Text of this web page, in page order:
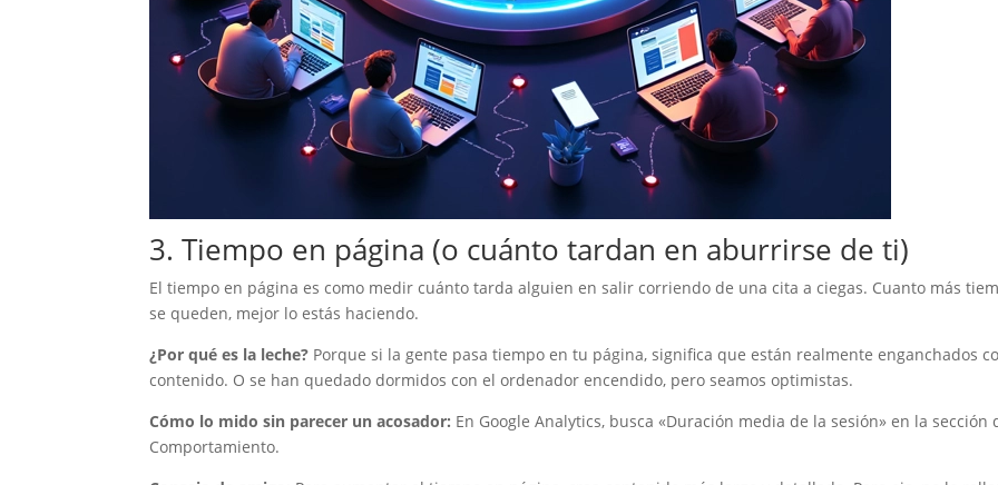
3. Tiempo en página (o cuánto tardan en aburrirse de ti)
El tiempo en página es como medir cuánto tarda alguien en salir corriendo de una cita a ciegas. Cuanto más
se queden, mejor lo estás haciendo.
¿Por qué es la leche? Porque si la gente pasa tiempo en tu página, significa que están realmente enganchados
contenido. O se han quedado dormidos con el ordenador encendido, pero seamos optimistas.
Cómo lo mido sin parecer un acosador: En Google Analytics, busca «Duración media de la sesión» en la sección
Comportamiento.